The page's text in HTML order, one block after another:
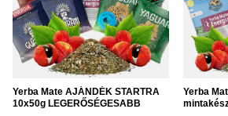
Yerba Mate AJÁNDÉK STARTRA
10x50g LEGERŐSÉGESABB
Yerba